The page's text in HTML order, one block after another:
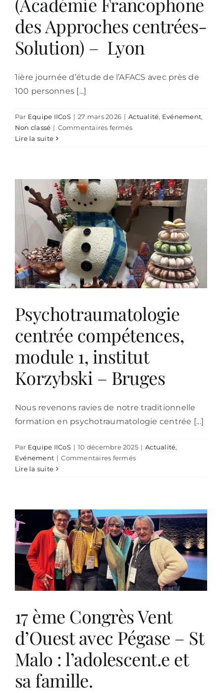
des Approches centrées-
Solution) – Lyon
1ière journée d’étude de l’AFACS avec près de
100 personnes [...]
Par Equipe IICoS | 27 mars 2026 | Actualité, Evénement,
Non classé | Commentaires ferméssur
Francophone
des
Approches
centrées-
Solution)
Lyon
Lire la suite
Psychotraumatologie
centrée compétences,
module 1, institut
Korzybski – Bruges
Nous revenons ravies de notre traditionnelle
formation en psychotraumatologie centrée [...]
Par Equipe IICoS | 10 décembre 2025 | Actualité,
Evénement | Commentaires ferméssur
1,
institut
Korzybski
–
Bruges
Lire la suite
17 ème Congrès Vent
d’Ouest avec Pégase – St
Malo : l’adolescent.e et
sa famille.